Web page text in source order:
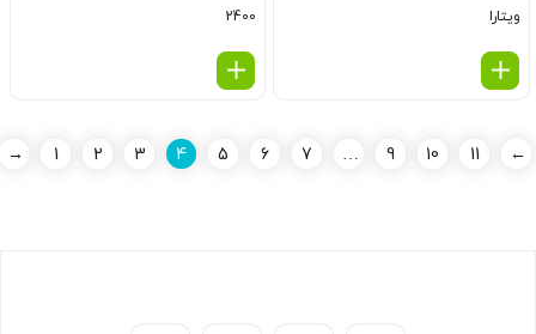
ویتارا
2400
→ 1 2 3 4 5 6 7 … 9 10 11 ←